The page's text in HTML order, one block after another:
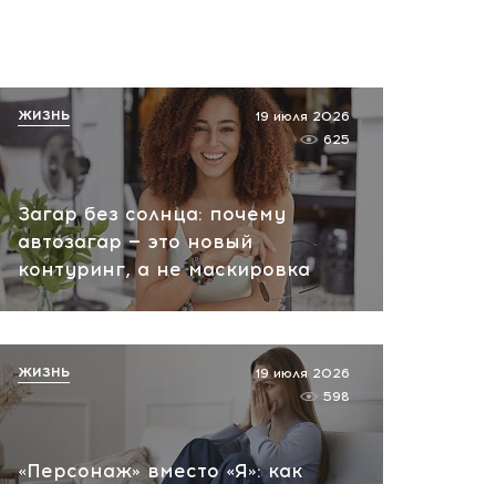
Загар без солнца: почему
автозагар — это новый
контуринг, а не маскировка
19 июля 2026
625
ЖИЗНЬ
«Персонаж» вместо «Я»: как
19 июля 2026
598
ЖИЗНЬ